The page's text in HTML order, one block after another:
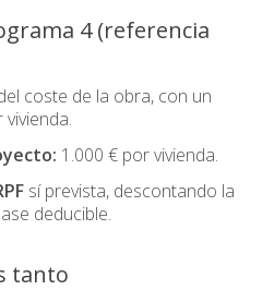
4 (referencia
coste de la obra, con un
vivienda.
1.000 € por vivienda.
sí prevista, descontando la
deducible.
tanto